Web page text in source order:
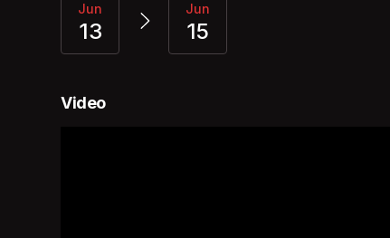
Jun
13
Jun
15
Video